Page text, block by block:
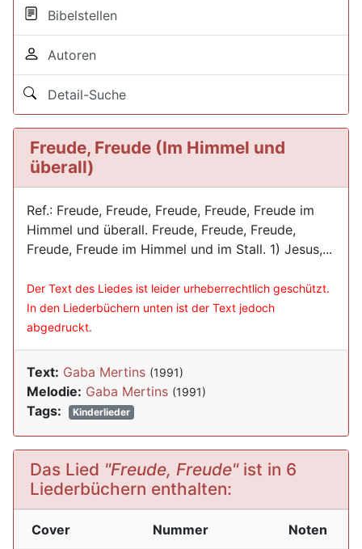
Bibelstellen
Autoren
Detail-Suche
Freude, Freude (Im Himmel und
überall)
Ref.: Freude, Freude, Freude, Freude, Freude im
Himmel und überall. Freude, Freude, Freude,
Freude, Freude im Himmel und im Stall. 1) Jesus,...
Der Text des Liedes ist leider urheberrechtlich geschützt.
In den Liederbüchern unten ist der Text jedoch
abgedruckt.
Text: Gaba Mertins (1991)
Melodie: Gaba Mertins (1991)
Tags: Kinderlieder
Das Lied "Freude, Freude"ist in 6
Liederbüchern enthalten:
Cover Nummer Noten